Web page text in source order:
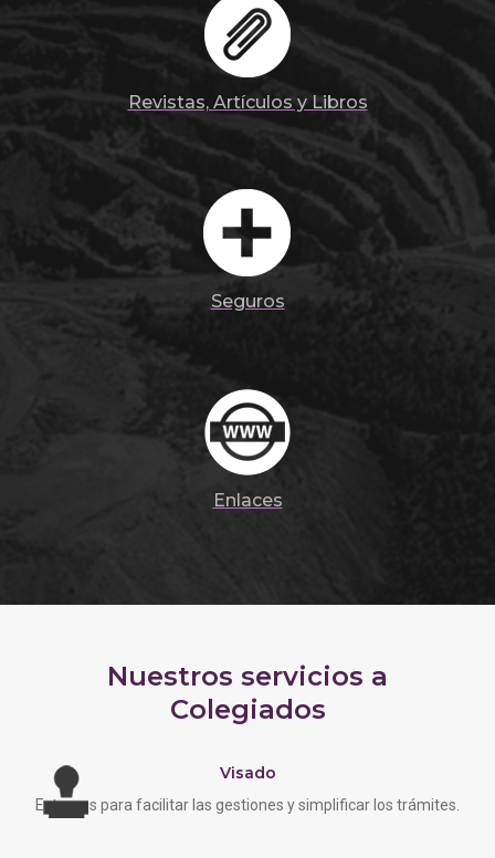
Revistas, Artículos y Libros
Seguros
Enlaces
Nuestros servicios a
Colegiados
Visado
Estamos para facilitar las gestiones y simplificar los trámites.